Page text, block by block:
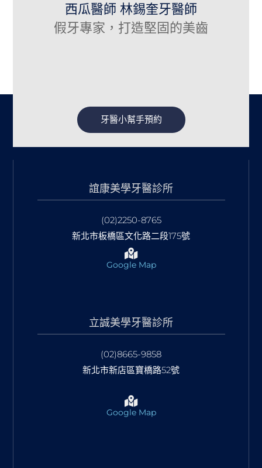
西瓜醫師 林錫奎牙醫師
假牙專家，打造堅固的美齒
牙醫小幫手預約
誼康美學牙醫診所
(02)2250-8765
新北市板橋區文化路二段175號
Google Map
立誠美學牙醫診所
(02)8665-9858
新北市新店區寶橋路52號
Google Map